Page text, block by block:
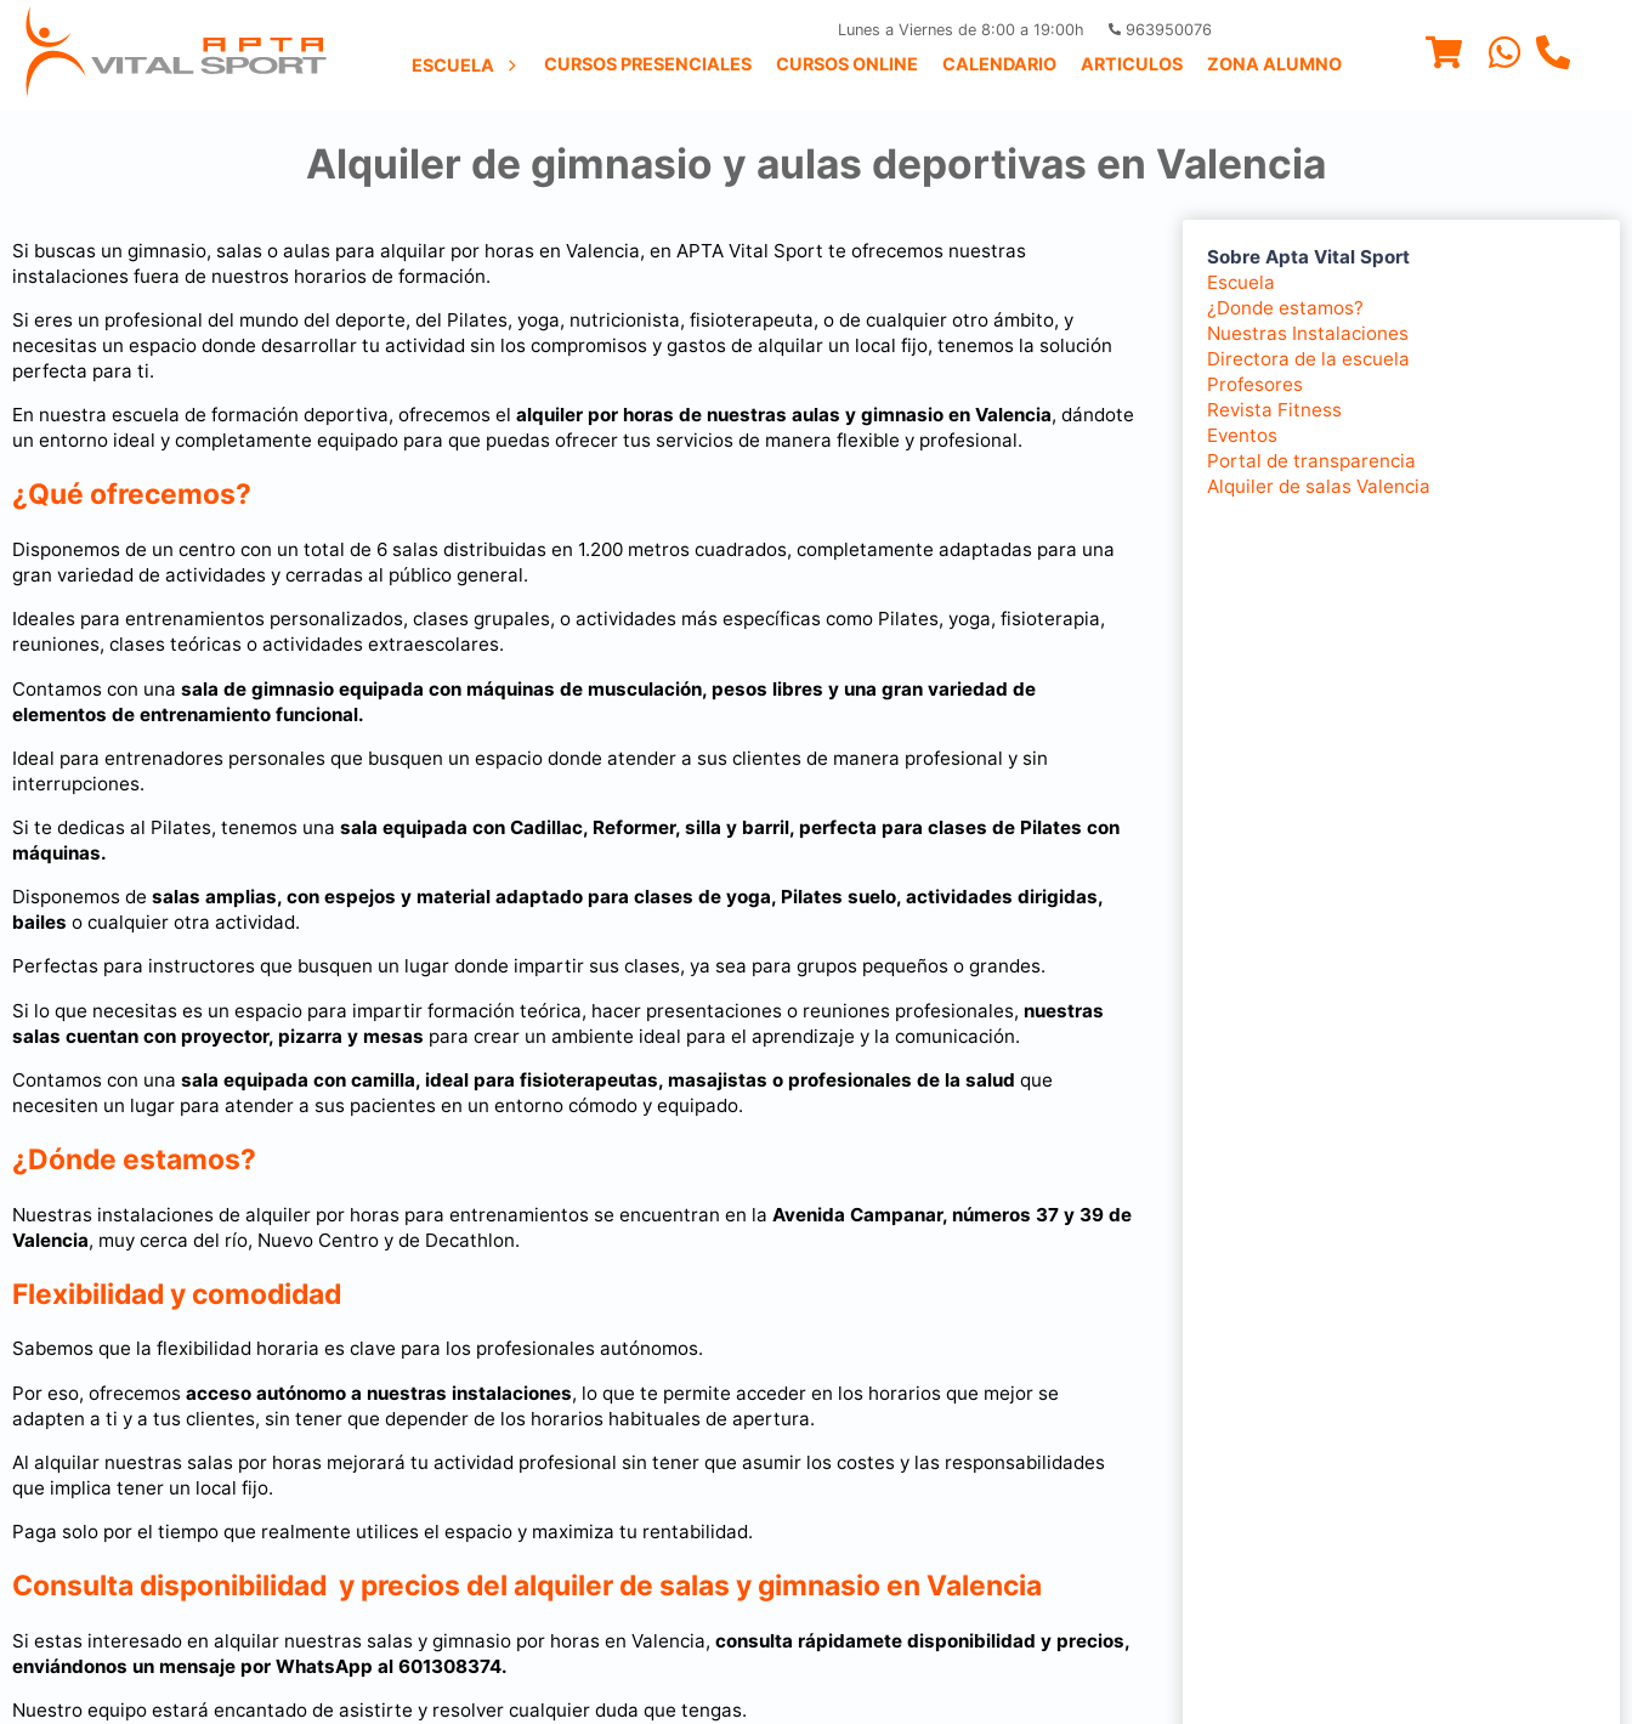
Lunes a Viernes de 8:00 a 19:00h 963950076
ESCUELA CURSOS PRESENCIALES CURSOS ONLINE CALENDARIO ARTICULOS ZONA ALUMNO
Alquiler de gimnasio y aulas deportivas en Valencia
Si buscas un gimnasio, salas o aulas para alquilar por horas en Valencia, en APTA Vital Sport te ofrecemos nuestras
instalaciones fuera de nuestros horarios de formación.
Si eres un profesional del mundo del deporte, del Pilates, yoga, nutricionista, fisioterapeuta, o de cualquier otro ámbito, y
necesitas un espacio donde desarrollar tu actividad sin los compromisos y gastos de alquilar un local fijo, tenemos la solución
perfecta para ti.
En nuestra escuela de formación deportiva, ofrecemos el alquiler por horas de nuestras aulas y gimnasio en Valencia, dándote
un entorno ideal y completamente equipado para que puedas ofrecer tus servicios de manera flexible y profesional.
¿Qué ofrecemos?
Disponemos de un centro con un total de 6 salas distribuidas en 1.200 metros cuadrados, completamente adaptadas para una
gran variedad de actividades y cerradas al público general.
Ideales para entrenamientos personalizados, clases grupales, o actividades más específicas como Pilates, yoga, fisioterapia,
reuniones, clases teóricas o actividades extraescolares.
Contamos con una sala de gimnasio equipada con máquinas de musculación, pesos libres y una gran variedad de
elementos de entrenamiento funcional.
Ideal para entrenadores personales que busquen un espacio donde atender a sus clientes de manera profesional y sin
interrupciones.
Si te dedicas al Pilates, tenemos una sala equipada con Cadillac, Reformer, silla y barril, perfecta para clases de Pilates con
máquinas.
Disponemos de salas amplias, con espejos y material adaptado para clases de yoga, Pilates suelo, actividades dirigidas,
bailes o cualquier otra actividad.
Perfectas para instructores que busquen un lugar donde impartir sus clases, ya sea para grupos pequeños o grandes.
Si lo que necesitas es un espacio para impartir formación teórica, hacer presentaciones o reuniones profesionales, nuestras
salas cuentan con proyector, pizarra y mesas para crear un ambiente ideal para el aprendizaje y la comunicación.
Contamos con una sala equipada con camilla, ideal para fisioterapeutas, masajistas o profesionales de la salud que
necesiten un lugar para atender a sus pacientes en un entorno cómodo y equipado.
¿Dónde estamos?
Nuestras instalaciones de alquiler por horas para entrenamientos se encuentran en la Avenida Campanar, números 37 y 39 de
Valencia, muy cerca del río, Nuevo Centro y de Decathlon.
Flexibilidad y comodidad
Sabemos que la flexibilidad horaria es clave para los profesionales autónomos.
Por eso, ofrecemos acceso autónomo a nuestras instalaciones, lo que te permite acceder en los horarios que mejor se
adapten a ti y a tus clientes, sin tener que depender de los horarios habituales de apertura.
Al alquilar nuestras salas por horas mejorará tu actividad profesional sin tener que asumir los costes y las responsabilidades
que implica tener un local fijo.
Paga solo por el tiempo que realmente utilices el espacio y maximiza tu rentabilidad.
Consulta disponibilidad y precios del alquiler de salas y gimnasio en Valencia
Si estas interesado en alquilar nuestras salas y gimnasio por horas en Valencia, consulta rápidamete disponibilidad y precios,
enviándonos un mensaje por WhatsApp al 601308374.
Nuestro equipo estará encantado de asistirte y resolver cualquier duda que tengas.
Sobre Apta Vital Sport
Escuela
¿Donde estamos?
Nuestras Instalaciones
Directora de la escuela
Profesores
Revista Fitness
Eventos
Portal de transparencia
Alquiler de salas Valencia